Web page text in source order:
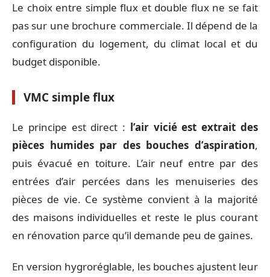
Le choix entre simple flux et double flux ne se fait
pas sur une brochure commerciale. Il dépend de la
configuration du logement, du climat local et du
budget disponible.
VMC simple flux
Le principe est direct : l’air vicié est extrait des
pièces humides par des bouches d’aspiration,
puis évacué en toiture. L’air neuf entre par des
entrées d’air percées dans les menuiseries des
pièces de vie. Ce système convient à la majorité
des maisons individuelles et reste le plus courant
en rénovation parce qu’il demande peu de gaines.
En version hygroréglable, les bouches ajustent leur